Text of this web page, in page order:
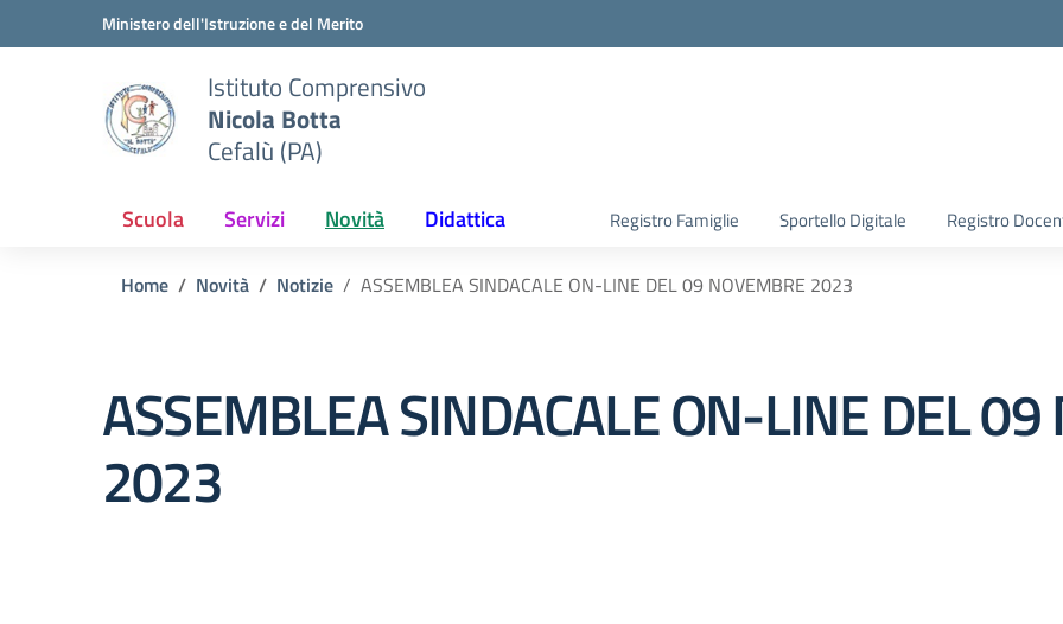
Vai ai contenuti
Vai al menu di navigazioneMinistero dell'Istruzione e del Merito
Istituto Comprensivo
Nicola Botta
Cefalù (PA)
Scuola Servizi Novità Didattica Registro Famiglie Sportello Digitale Registro
Home Novità Notizie ASSEMBLEA SINDACALE ON-LINE DEL 09 NOVEMBRE 2023
ASSEMBLEA SINDACALE ON-LINE DEL
2023